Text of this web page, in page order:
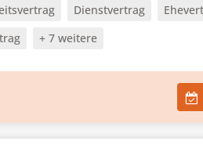
Dienstvertrag
+ 7 weitere